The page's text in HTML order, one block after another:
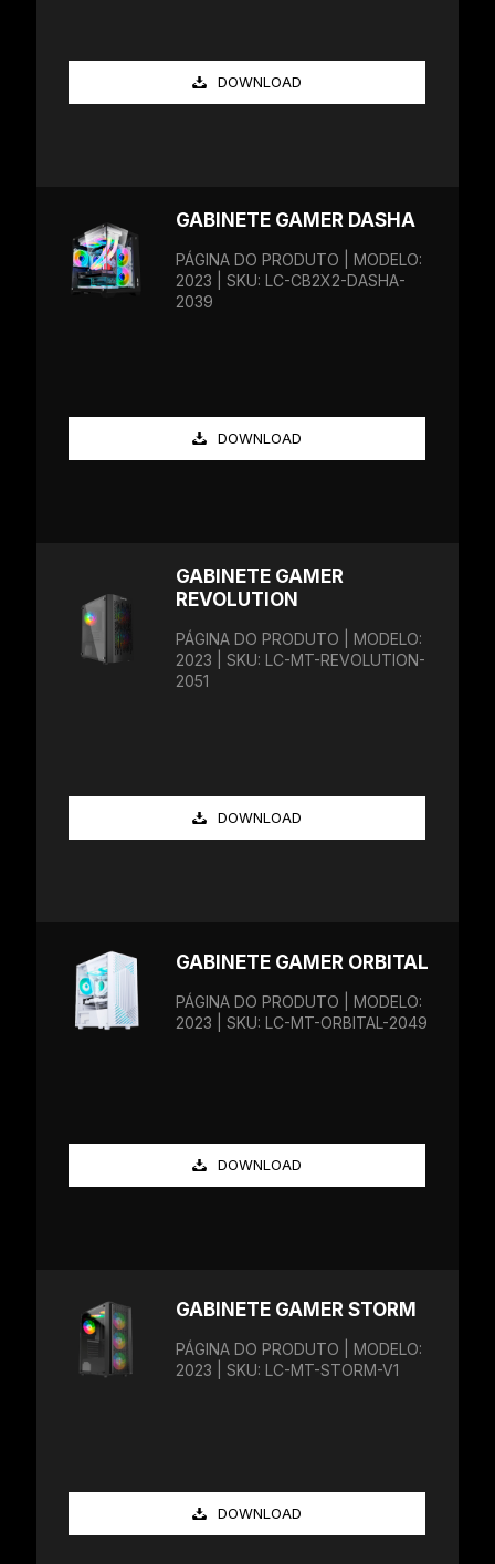
DOWNLOAD
GABINETE GAMER DASHA
PÁGINA DO PRODUTO | MODELO:
2023 | SKU: LC-CB2X2-DASHA-
2039
DOWNLOAD
GABINETE GAMER
REVOLUTION
PÁGINA DO PRODUTO | MODELO:
2023 | SKU: LC-MT-REVOLUTION-
2051
DOWNLOAD
GABINETE GAMER ORBITAL
PÁGINA DO PRODUTO | MODELO:
2023 | SKU: LC-MT-ORBITAL-2049
DOWNLOAD
GABINETE GAMER STORM
PÁGINA DO PRODUTO | MODELO:
2023 | SKU: LC-MT-STORM-V1
DOWNLOAD